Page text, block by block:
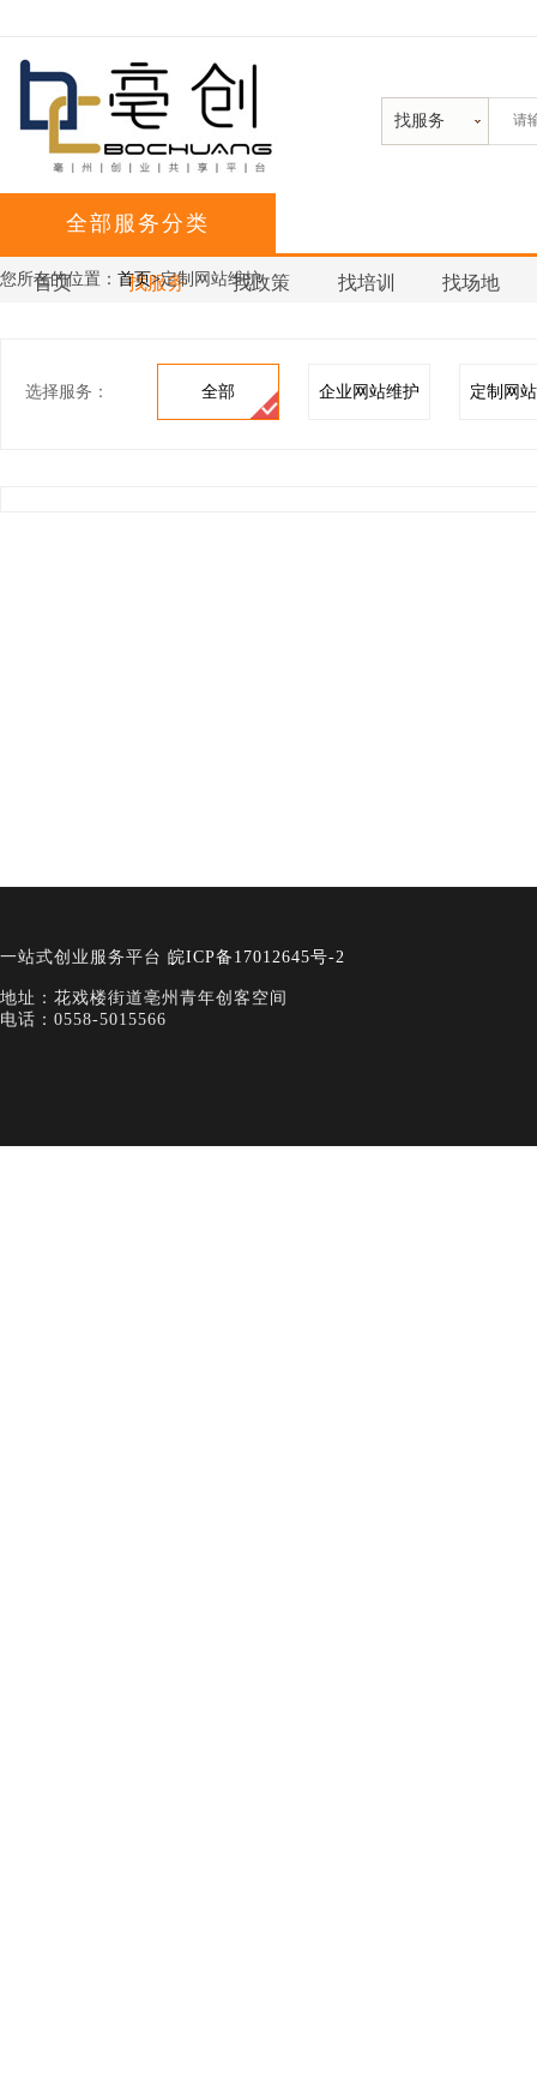
找服务
全部服务分类
首页 找服务 找政策 找培训 找场地
您所在的位置： 首页>定制网站维护
选择服务： 全部 企业网站维护 定制网
一站式创业服务平台 皖ICP备17012645号-2
地址：花戏楼街道亳州青年创客空间
电话：0558-5015566